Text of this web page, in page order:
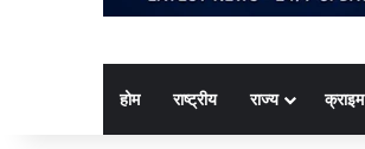
होम राष्ट्रीय राज्य क्राइम